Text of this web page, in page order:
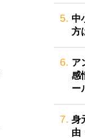
5. 中
方
6. ア
感
ー
7. 身
由